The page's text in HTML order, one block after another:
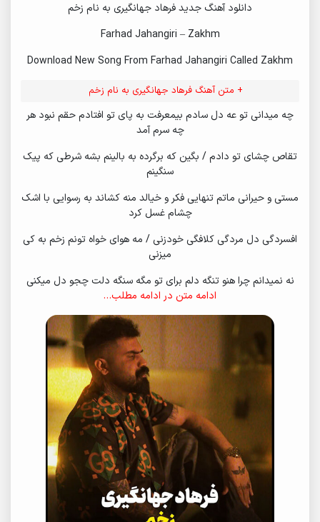
دانلود آهنگ جدید فرهاد جهانگیری به نام زخم
Farhad Jahangiri – Zakhm
Download New Song From Farhad Jahangiri Called Zakhm
+ متن آهنگ فرهاد جهانگیری به نام زخم
چه میدانی تو عه دل سادم بیمعرفت به پای تو افتادم حقم نبود هر
چه سرم آمد
تقاص چشای تو دادم / بگین که برگرده به بالینم بشه شرطی که پیک
سنگینم
مستی و حیرانی ماتم تنهایی فکر و خیالد منه کشاند به رسوایی با اشک
چشام غسل کرد
افسردگی دل مردگی کلافگی خودزنی / مه هوای خواه تونم زخم به کی
میزنی
نه نمیدانم چرا هنو تنگه دلم برای تو مگه سنگه دلت چجو دل میکنی
ادامه متن در ادامه مطلب…